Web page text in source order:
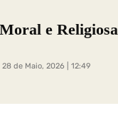
e Religiosa
28 de Maio, 2026 | 12:49